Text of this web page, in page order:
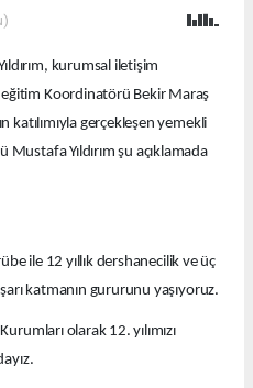
kurumsal iletişim
Koordinatörü Bekir Maraş
katılımıyla gerçekleşen yemekli
Yıldırım şu açıklamada
ile 12 yıllık dershanecilik ve üç
katmanın gururunu yaşıyoruz.
olarak 12. yılımızı